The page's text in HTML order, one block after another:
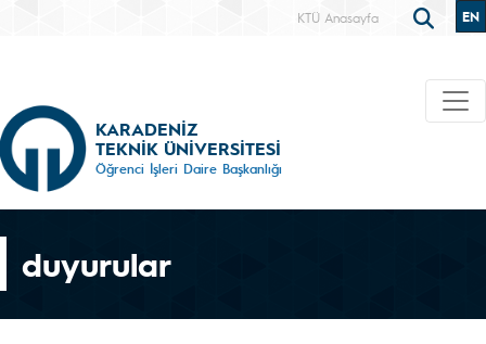
KTÜ Anasayfa EN
KARADENİZ
TEKNİK ÜNİVERSİTESİ
Öğrenci İşleri Daire Başkanlığı
duyurular